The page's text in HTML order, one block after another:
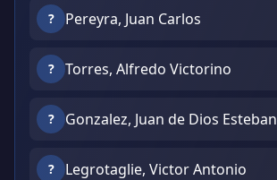
? Pereyra, Juan Carlos
? Torres, Alfredo Victorino
? Gonzalez, Juan de Dios Esteban
? Legrotaglie, Victor Antonio